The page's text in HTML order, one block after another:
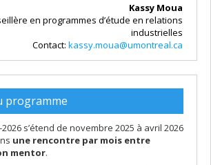
Kassy Moua
en programmes d’étude en relations
industrielles
Contact: kassy.moua@umontreal.ca
programme
s’étend de novembre 2025 à avril 2026
une rencontre par mois entre
mentor.